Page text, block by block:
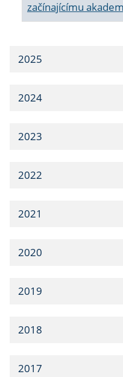
začínajícímu
2025
2024
2023
2022
2021
2020
2019
2018
2017